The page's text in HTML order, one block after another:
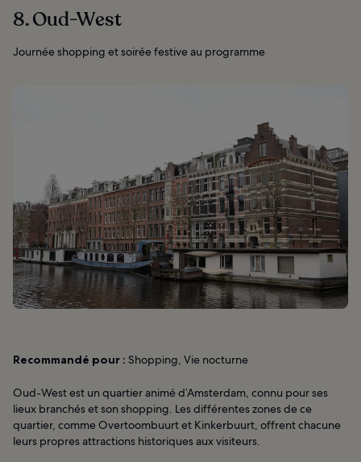
8. Oud-West
Journée shopping et soirée festive au programme
Recommandé pour : Shopping, Vie nocturne
Oud-West est un quartier animé d’Amsterdam, connu pour ses
lieux branchés et son shopping. Les différentes zones de ce
quartier, comme Overtoombuurt et Kinkerbuurt, offrent chacune
leurs propres attractions historiques aux visiteurs.